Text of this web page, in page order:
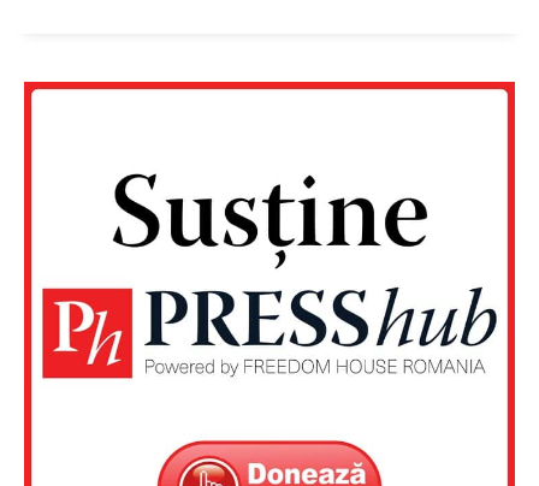
Un proiect
FREEDOM HOUSE ROMÂNIA